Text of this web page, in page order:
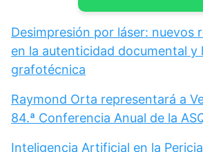
Desimpresión por láser: nuevos
en la autenticidad documental y
grafotécnica
Raymond Orta representará a
84.ª Conferencia Anual de la
Inteligencia Artificial en la